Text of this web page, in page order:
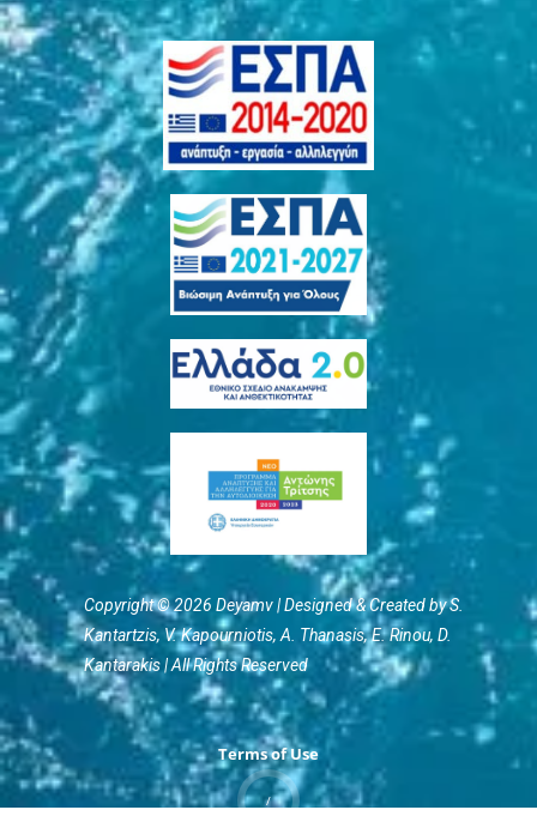
Copyright © 2026 Deyamv | Designed & Created by S.
Kantartzis, V. Kapourniotis, Α. Thanasis, E. Rinou, D.
Kantarakis | All Rights Reserved
Terms of Use
/